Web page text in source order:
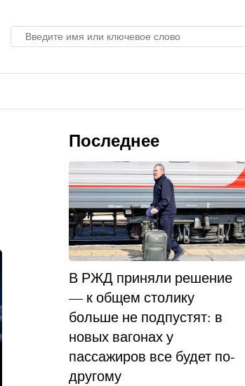
Последнее
В РЖД приняли решение
— к общем столику
больше не подпустят: в
новых вагонах у
пассажиров все будет по-
другому